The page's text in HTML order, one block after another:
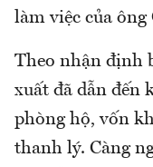
làm việc của ông
Theo nhận định
xuất đã dẫn đến
phòng hộ, vốn
thanh lý. Càng